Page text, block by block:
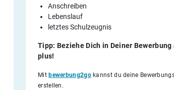
Anschreiben
Lebenslauf
letztes Schulzeugnis
Tipp: Beziehe Dich in Deiner Bewerbung
plus!
Mitbewerbung2gokannst du deine
erstellen.